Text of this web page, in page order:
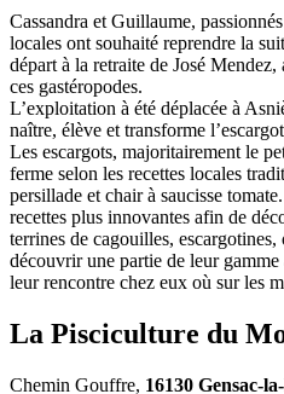
Cassandra et Guillaume,
locales ont souhaité reprendre la
départ à la retraite de José Mendez,
ces gastéropodes.
L’exploitation à été déplacée à
naître, élève et transforme
Les escargots, majoritairement le
ferme selon les recettes locales
persillade et chair à saucisse
recettes plus innovantes afin de
terrines de cagouilles,
découvrir une partie de leur
leur rencontre chez eux où sur les
La Pisciculture du
Chemin Gouffre, 16130 Gensac-